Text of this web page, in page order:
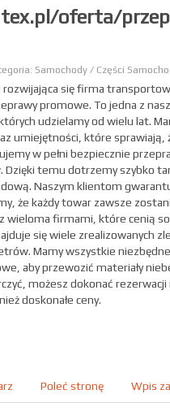
oferta/
Samochody / Części
się firma
promowe. To jedna z
udzielamy od wielu lat.
umiejętności, które sprawiają,
w pełni bezpiecznie
Dzięki temu dotrzemy szybko
Naszym klientom
że każdy towar zawsze
wieloma firmami, które cenią
się wiele zrealizowanych
Mamy wszystkie
aby przewozić materiały
możesz dokonać
doskonałe ceny.
Poleć stronę Wpis